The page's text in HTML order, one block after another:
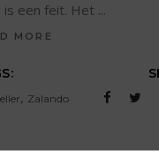
is een feit. Het
MORE
, Zalando